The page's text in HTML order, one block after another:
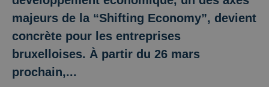
majeurs de la “Shifting Economy”, devient
concrète pour les entreprises
bruxelloises. À partir du 26 mars
prochain,...